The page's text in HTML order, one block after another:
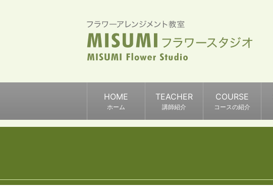
HOME
ホーム
TEACHER
講師紹介
COURSE
コースの紹介